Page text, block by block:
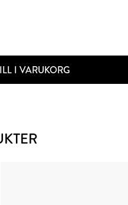
I VARUKORG